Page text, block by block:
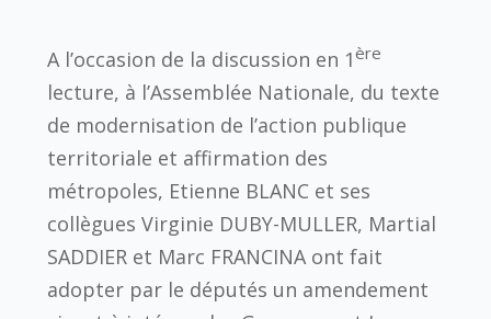
A l’occasion de la discussion en 1ère
lecture, à l’Assemblée Nationale, du texte
de modernisation de l’action publique
territoriale et affirmation des
métropoles, Etienne BLANC et ses
collègues Virginie DUBY-MULLER, Martial
SADDIER et Marc FRANCINA ont fait
adopter par le députés un amendement